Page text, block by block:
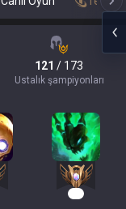
121 / 173
Ustalık şampiyonları